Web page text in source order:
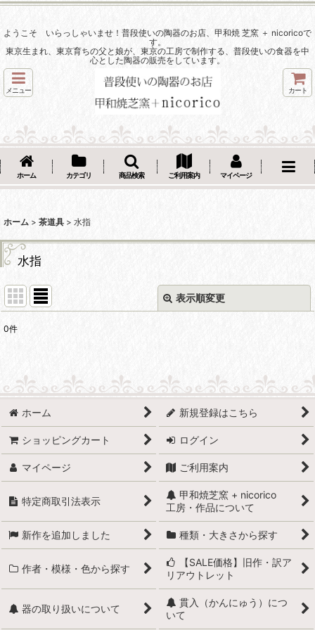
ようこそ いらっしゃいませ！普段使いの陶器のお店、甲和焼 芝窯 ＋ nicoricoで
す。
東京生まれ、東京育ちの父と娘が、東京の工房で制作する、普段使いの食器を中
心とした陶器の販売をしています。
メニュー カート
ホーム カテゴリ 商品検索 ご利用案内 マイページ
ホーム > 茶道具 > 水指
水指
表示順変更
並び順
絞り込む
0件
ホーム 新規登録はこちら
ショッピングカート ログイン
マイページ ご利用案内
特定商取引法表示
甲和焼芝窯 + nicorico
工房・作品について
新作を追加しました 種類・大きさから探す
作者・模様・色から探す
【SALE価格】旧作・訳ア
リアウトレット
器の取り扱いについて
貫入（かんにゅう）につ
いて